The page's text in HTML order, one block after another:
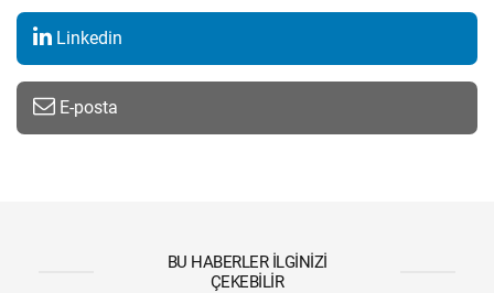
Linkedin
E-posta
BU HABERLER İLGINIZI
ÇEKEBILIR